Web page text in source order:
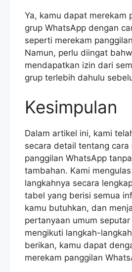
Ya, kamu dapat merekam
grup WhatsApp dengan
seperti merekam
Namun, perlu diingat
mendapatkan izin dari
grup terlebih dahulu
Kesimpulan
Dalam artikel ini, kami
secara detail tentang cara
panggilan WhatsApp
tambahan. Kami
langkahnya secara
tabel yang berisi semua
kamu butuhkan, dan
pertanyaan umum
mengikuti langkah-
berikan, kamu dapat
merekam panggilan